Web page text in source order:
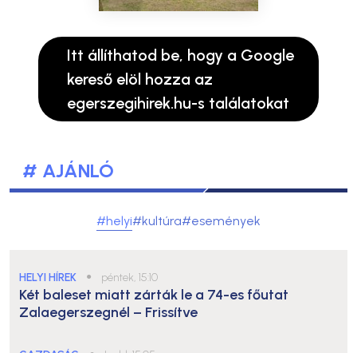
Itt állíthatod be, hogy a Google
kereső elöl hozza az
egerszegihirek.hu-s találatokat
# AJÁNLÓ
#helyi#kultúra#események
HELYI HÍREK ● péntek, 15:10
Két baleset miatt zárták le a 74-es főutat
Zalaegerszegnél – Frissítve